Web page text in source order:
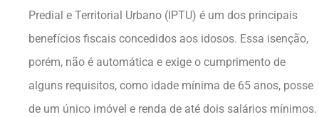
Predial e Territorial Urbano (IPTU) é um dos principais
benefícios fiscais concedidos aos idosos. Essa isenção,
porém, não é automática e exige o cumprimento de
alguns requisitos, como idade mínima de 65 anos, posse
de um único imóvel e renda de até dois salários mínimos.